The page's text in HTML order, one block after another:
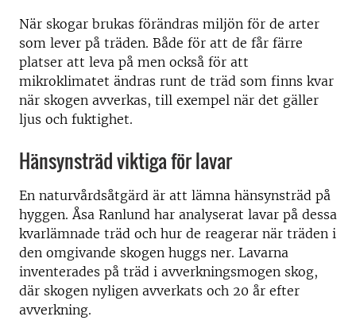
När skogar brukas förändras miljön för de arter
som lever på träden. Både för att de får färre
platser att leva på men också för att
mikroklimatet ändras runt de träd som finns kvar
när skogen avverkas, till exempel när det gäller
ljus och fuktighet.
Hänsynsträd viktiga för lavar
En naturvårdsåtgärd är att lämna hänsynsträd på
hyggen. Åsa Ranlund har analyserat lavar på dessa
kvarlämnade träd och hur de reagerar när träden i
den omgivande skogen huggs ner. Lavarna
inventerades på träd i avverkningsmogen skog,
där skogen nyligen avverkats och 20 år efter
avverkning.